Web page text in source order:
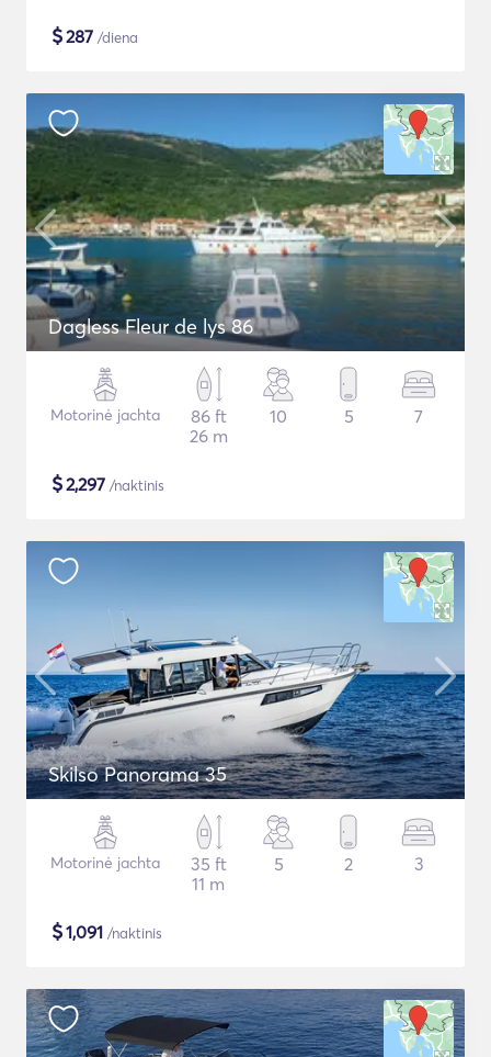
$287 /diena
Dagless Fleur de lys 86
Motorinė jachta
86 ft
26 m
10 5 7
$2,297 /naktinis
Skilso Panorama 35
Motorinė jachta
35 ft
11 m
5 2 3
$1,091 /naktinis